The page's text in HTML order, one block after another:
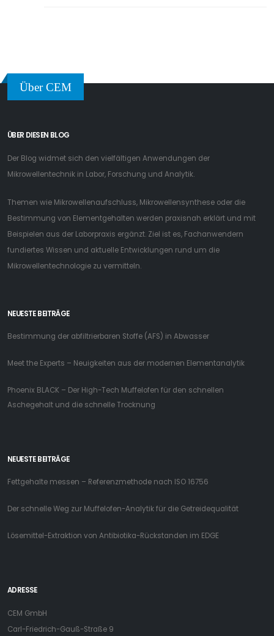
Über CEM
ÜBER DIESEN BLOG
Der Blog widmet sich den vielfältigen Anwendungen der
Mikrowellentechnik in Labor, Forschung und Analytik.
Themen wie Mikrowellenaufschluss, Mikrowellensynthese oder die
Bestimmung von Elementgehalten werden praxisnah erklärt und mit
Beispielen aus der Laborpraxis ergänzt. Ziel ist es, Fachanwendern
fundiertes Wissen und aktuelle Entwicklungen rund um die
Mikrowellentechnologie zu vermitteln.
NEUESTE BEITRÄGE
Bestimmung der abfiltrierbaren Stoffe (AFS) in Abwasser
Meet the Experts – Neuigkeiten aus der modernen Elementanalytik
Phoenix BLACK – Der High-Tech Muffelofen für den schnellen
Aschegehalt und die schnelle Trocknung
NEUESTE BEITRÄGE
Fettgehalte messen – Referenzmethode nach ISO 16756
Der schnelle Weg zur Muffelofen-Analytik für die Getreidequalität
Lösemittel-Extraktion von Antibiotika-Rückstanden im EDGE
ADRESSE
CEM GmbH
Carl-Friedrich-Gauß-Straße 9